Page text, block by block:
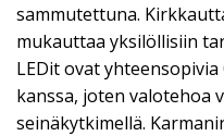
sammutettuna.
mukauttaa yksilöllisiin
LEDit ovat
kanssa, joten valotehoa
seinäkytkimellä.